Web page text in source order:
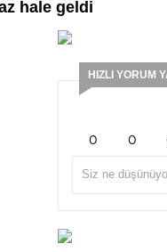
hale geldi
HIZLI YORUM
0 0